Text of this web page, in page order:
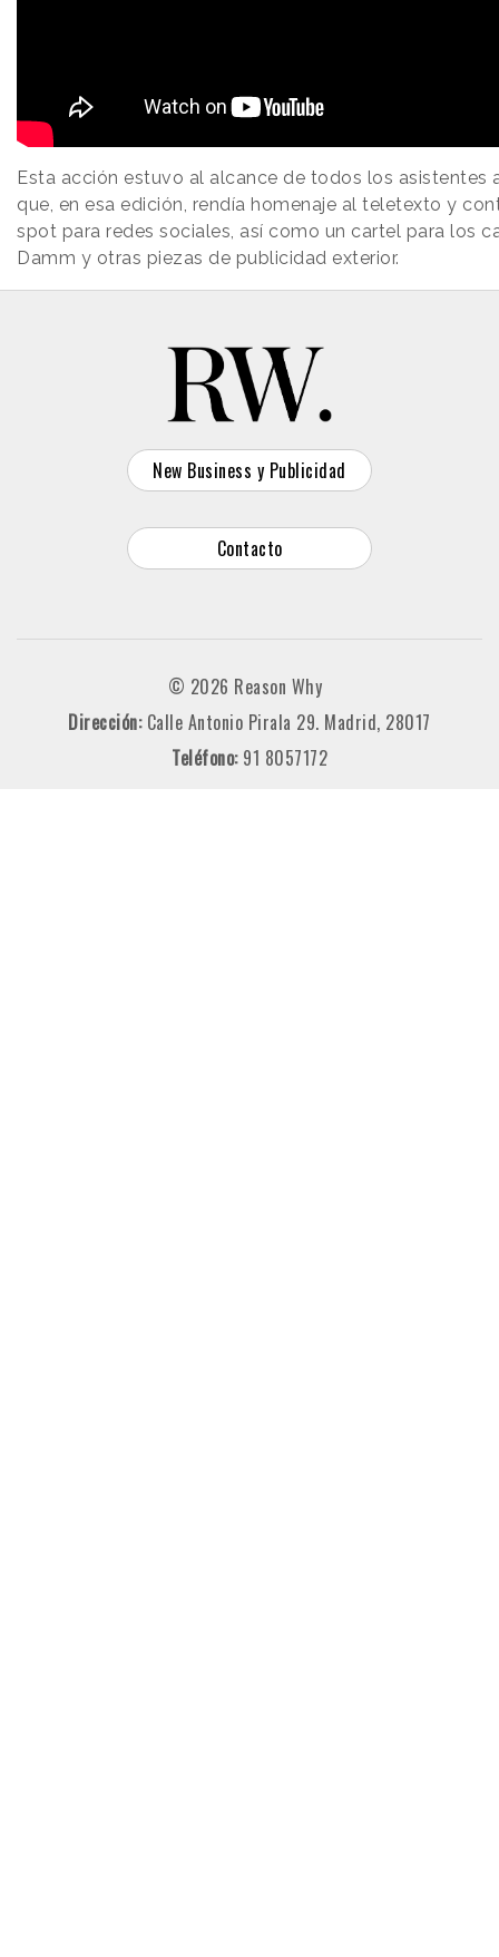
Esta acción estuvo al alcance de todos los asistentes
que, en esa edición, rendía homenaje al teletexto y
spot para redes sociales, así como un cartel para los
Damm y otras piezas de publicidad exterior.
New Business y Publicidad
Contacto
© 2026 Reason Why
Dirección: Calle Antonio Pirala 29. Madrid, 28017
Teléfono: 91 8057172